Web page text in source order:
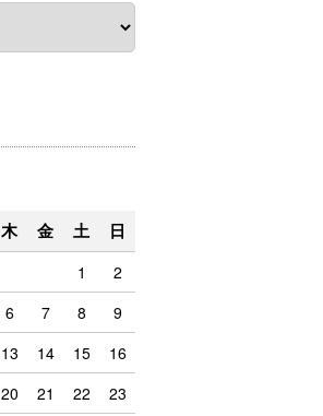
木 金 土 日
1
2
6 7 8
9
13 14 15
16
20 21 22
23